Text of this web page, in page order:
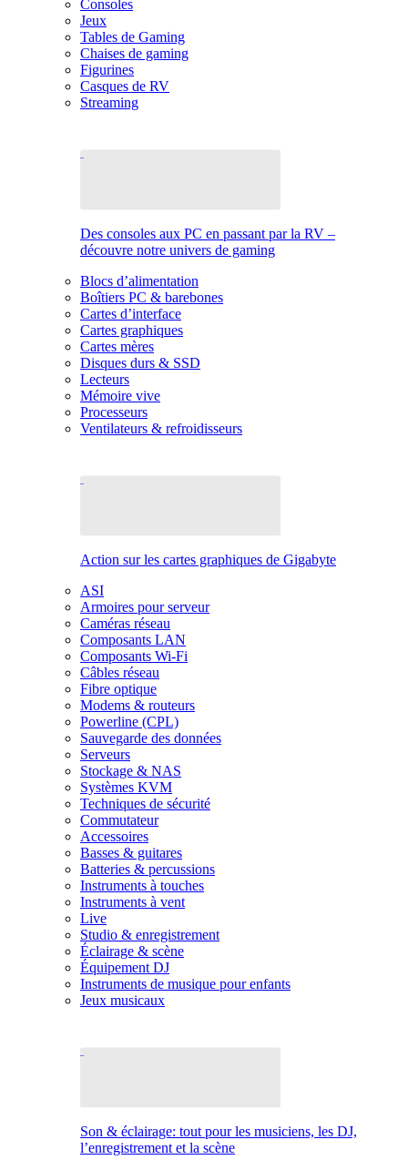
Consoles
Jeux
Tables de Gaming
Chaises de gaming
Figurines
Casques de RV
Streaming
Des consoles aux PC en passant par la RV –
découvre notre univers de gaming
Blocs d’alimentation
Boîtiers PC & barebones
Cartes d’interface
Cartes graphiques
Cartes mères
Disques durs & SSD
Lecteurs
Mémoire vive
Processeurs
Ventilateurs & refroidisseurs
Action sur les cartes graphiques de Gigabyte
ASI
Armoires pour serveur
Caméras réseau
Composants LAN
Composants Wi-Fi
Câbles réseau
Fibre optique
Modems & routeurs
Powerline (CPL)
Sauvegarde des données
Serveurs
Stockage & NAS
Systèmes KVM
Techniques de sécurité
Commutateur
Accessoires
Basses & guitares
Batteries & percussions
Instruments à touches
Instruments à vent
Live
Studio & enregistrement
Éclairage & scène
Équipement DJ
Instruments de musique pour enfants
Jeux musicaux
Son & éclairage: tout pour les musiciens, les DJ,
l’enregistrement et la scène